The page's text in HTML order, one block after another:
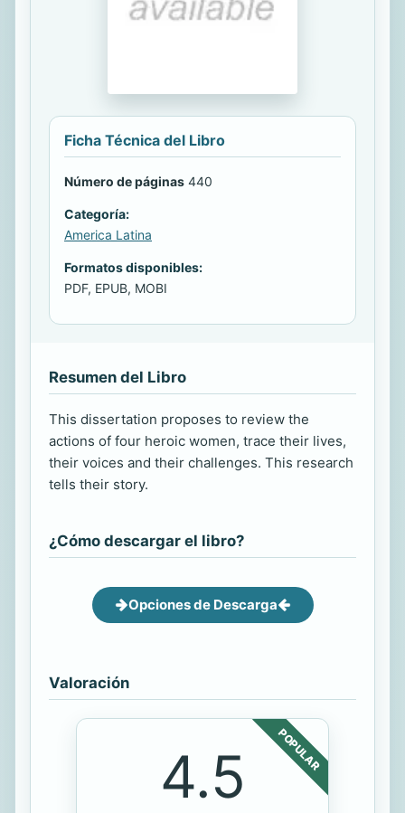
Ficha Técnica del Libro
Número de páginas 440
Categoría:
America Latina
Formatos disponibles:
PDF, EPUB, MOBI
Resumen del Libro
This dissertation proposes to review the
actions of four heroic women, trace their lives,
their voices and their challenges. This research
tells their story.
¿Cómo descargar el libro?
Opciones de Descarga
Valoración
POPULAR
4.5